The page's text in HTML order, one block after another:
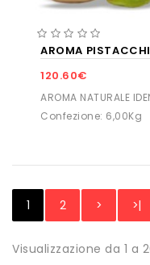
AROMA
120.60€
AROMA NATURALE
Confezione: 6,00Kg
1 2 > >|
Visualizzazione da 1 a